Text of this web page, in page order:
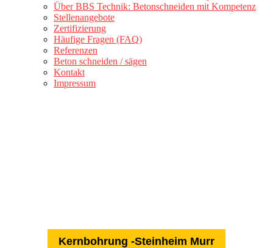
Über BBS Technik: Betonschneiden mit Kompetenz
Stellenangebote
Zertifizierung
Häufige Fragen (FAQ)
Referenzen
Beton schneiden / sägen
Kontakt
Impressum
Kernbohrung -Steinheim Murr